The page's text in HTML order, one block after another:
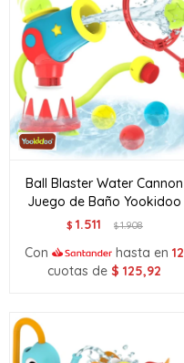
Ball Blaster Water Cannon
Juego de Baño Yookidoo
$ 1.511 $1.908
Con hasta en 12
cuotas de $ 125,92